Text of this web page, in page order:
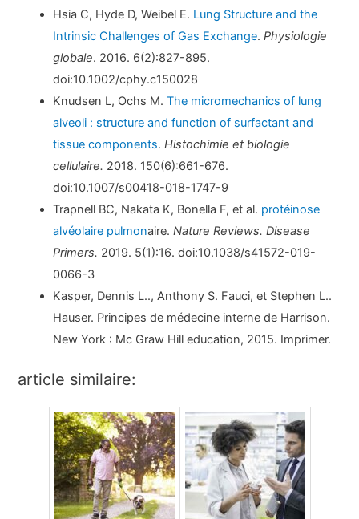
Hsia C, Hyde D, Weibel E. Lung Structure and the
Intrinsic Challenges of Gas Exchange.Physiologie
globale. 2016. 6(2):827-895.
doi:10.1002/cphy.c150028
Knudsen L, Ochs M.The micromechanics of lung
alveoli : structure and function of surfactant and
tissue components. Histochimie et biologie
cellulaire. 2018. 150(6):661-676.
doi:10.1007/s00418-018-1747-9
Trapnell BC, Nakata K, Bonella F, et al. protéinose
alvéolaire pulmonaire.Nature Reviews. Disease
Primers. 2019. 5(1):16. doi:10.1038/s41572-019-
0066-3
Kasper, Dennis L.., Anthony S. Fauci, et Stephen L..
Hauser. Principes de médecine interne de Harrison.
New York : Mc Graw Hill education, 2015. Imprimer.
article similaire: